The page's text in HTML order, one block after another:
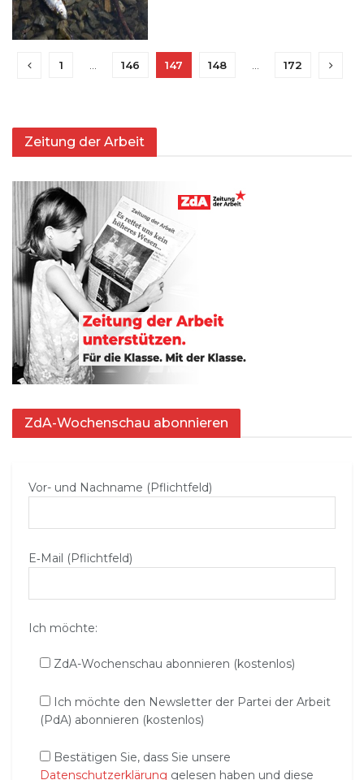
1 … 146 147 148 … 172
Zeitung der Arbeit
ZdA-Wochenschau abonnieren
Vor- und Nachname (Pflichtfeld)
E‑Mail (Pflichtfeld)
Ich möchte:
ZdA-Wochenschau abonnieren (kostenlos)
Ich möchte den Newsletter der Partei der Arbeit
(PdA) abonnieren (kostenlos)
Bestätigen Sie, dass Sie unsere
Datenschutzerklärung gelesen haben und diese